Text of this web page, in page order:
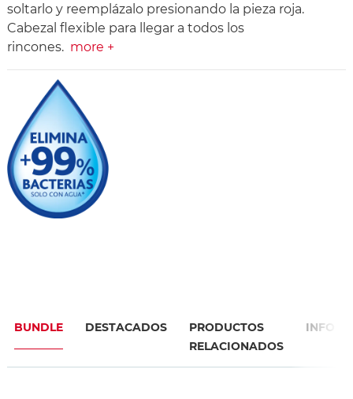
soltarlo y reemplázalo presionando la pieza roja.
Cabezal flexible para llegar a todos los
rincones. more +
BUNDLE DESTACADOS
PRODUCTOS
RELACIONADOS
INFO